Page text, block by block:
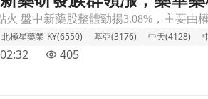
北極星藥業-KY(6550) 基亞(3176) 中天(4128)
405